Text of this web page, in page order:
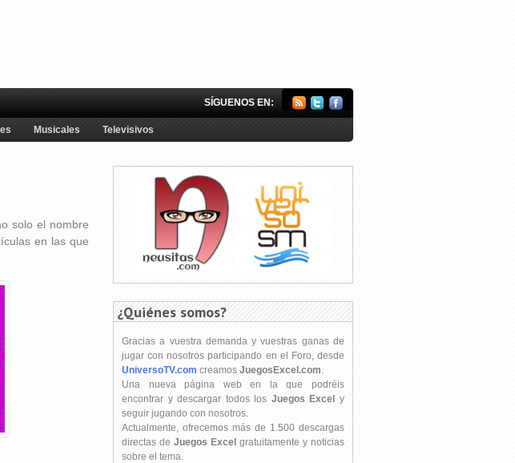
SÍGUENOS EN:
Musicales Televisivos
solo el nombre
en las que
¿Quiénes somos?
Gracias a vuestra demanda y vuestras ganas de
jugar con nosotros participando en el Foro, desde
UniversoTV.com creamos JuegosExcel.com
Una nueva página web en la que podréis
encontrar y descargar todos los Juegos Excel y
seguir jugando con nosotros.
Actualmente, ofrecemos más de 1.500 descargas
directas de Juegos Excel gratuitamente y noticias
sobre el tema.